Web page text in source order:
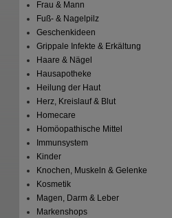
Frau & Mann
Fuß- & Nagelpilz
Geschenkideen
Grippale Infekte & Erkältung
Haare & Nägel
Hausapotheke
Heilung der Haut
Herz, Kreislauf & Blut
Homecare
Homöopathische Mittel
Immunsystem
Kinder
Knochen, Muskeln & Gelenke
Kosmetik
Magen, Darm & Leber
Markenshops